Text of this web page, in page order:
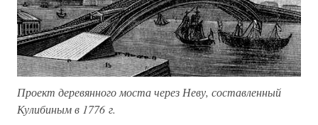
Проект деревянного моста через Неву, составленный
Кулибиным в 1776 г.